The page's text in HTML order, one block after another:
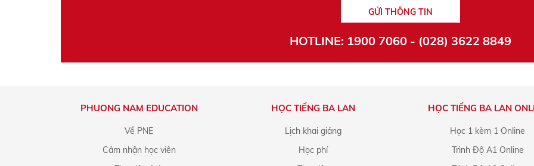
GỬI THÔNG TIN
HOTLINE: 1900 7060 - (028) 3622 8849
PHUONG NAM EDUCATION
Về PNE
Cảm nhận học viên
HỌC TIẾNG BA LAN
Lịch khai giảng
Học phí
HỌC TIẾNG BA LAN
Học 1 kèm 1 Online
Trình Độ A1 Online